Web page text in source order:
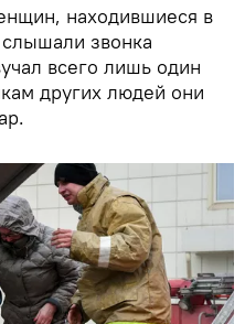
находившиеся в
звонка
всего лишь один
других людей они